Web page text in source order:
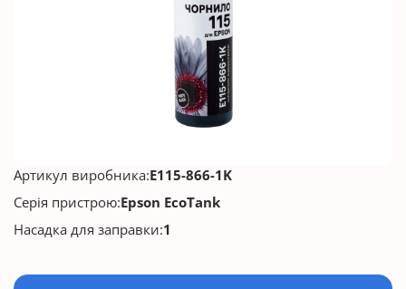
Артикул виробника:E115-866-1K
Серія пристрою:Epson EcoTank
Насадка для заправки:1